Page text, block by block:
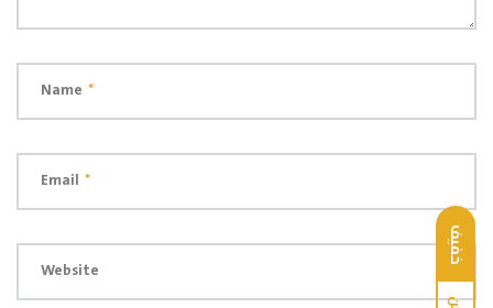
خفيف
Name *
Email *
Website